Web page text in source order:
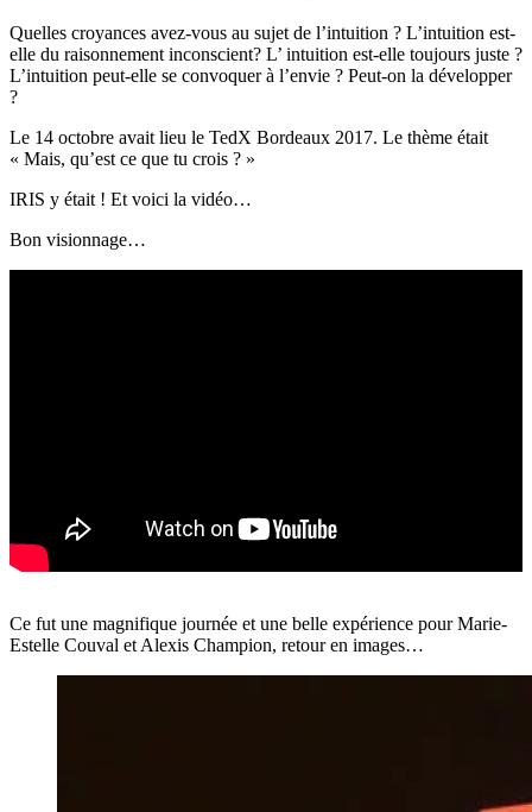
Quelles croyances avez-vous au sujet de l’intuition ? L’intuition est-
elle du raisonnement inconscient? L’ intuition est-elle toujours juste ?
L’intuition peut-elle se convoquer à l’envie ? Peut-on la développer
?
Le 14 octobre avait lieu le TedX Bordeaux 2017. Le thème était
« Mais, qu’est ce que tu crois ? »
IRIS y était ! Et voici la vidéo…
Bon visionnage…
Ce fut une magnifique journée et une belle expérience pour Marie-
Estelle Couval et Alexis Champion, retour en images…